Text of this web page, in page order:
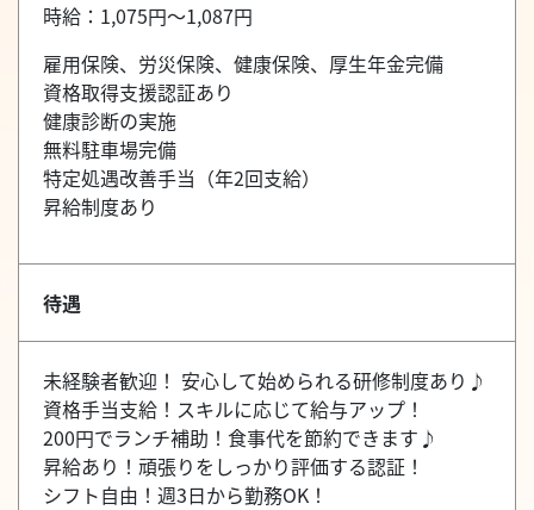
時給：1,075円～1,087円
雇用保険、労災保険、健康保険、厚生年金完備
資格取得支援認証あり
健康診断の実施
無料駐車場完備
特定処遇改善手当（年2回支給）
昇給制度あり
待遇
未経験者歓迎！ 安心して始められる研修制度あり♪
資格手当支給！スキルに応じて給与アップ！
200円でランチ補助！食事代を節約できます♪
昇給あり！頑張りをしっかり評価する認証！
シフト自由！週3日から勤務OK！